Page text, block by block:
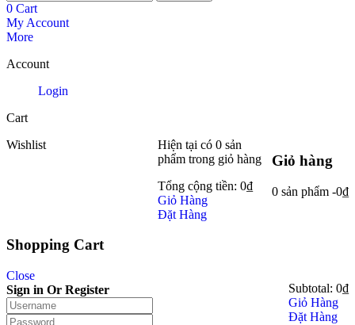
0 Cart
My Account
More
Account
Login
Cart
Giỏ hàng
0 sản phẩm -0₫
Hiện tại có 0 sản
phẩm trong giỏ hàng
Tổng cộng tiền: 0₫
Giỏ Hàng
Đặt Hàng
Wishlist
Shopping Cart
Subtotal: 0₫
Giỏ Hàng
Đặt Hàng
Close
Sign in Or Register